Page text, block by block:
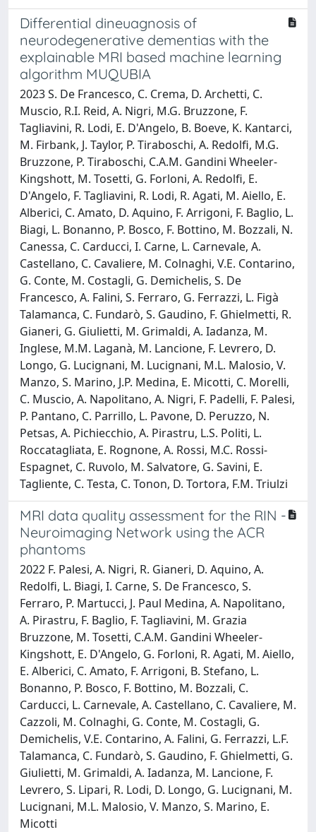
Differential dineuagnosis of
neurodegenerative dementias with the
explainable MRI based machine learning
algorithm MUQUBIA
2023 S. De Francesco, C. Crema, D. Archetti, C.
Muscio, R.I. Reid, A. Nigri, M.G. Bruzzone, F.
Tagliavini, R. Lodi, E. D'Angelo, B. Boeve, K. Kantarci,
M. Firbank, J. Taylor, P. Tiraboschi, A. Redolfi, M.G.
Bruzzone, P. Tiraboschi, C.A.M. Gandini Wheeler-
Kingshott, M. Tosetti, G. Forloni, A. Redolfi, E.
D'Angelo, F. Tagliavini, R. Lodi, R. Agati, M. Aiello, E.
Alberici, C. Amato, D. Aquino, F. Arrigoni, F. Baglio, L.
Biagi, L. Bonanno, P. Bosco, F. Bottino, M. Bozzali, N.
Canessa, C. Carducci, I. Carne, L. Carnevale, A.
Castellano, C. Cavaliere, M. Colnaghi, V.E. Contarino,
G. Conte, M. Costagli, G. Demichelis, S. De
Francesco, A. Falini, S. Ferraro, G. Ferrazzi, L. Figà
Talamanca, C. Fundarò, S. Gaudino, F. Ghielmetti, R.
Gianeri, G. Giulietti, M. Grimaldi, A. Iadanza, M.
Inglese, M.M. Laganà, M. Lancione, F. Levrero, D.
Longo, G. Lucignani, M. Lucignani, M.L. Malosio, V.
Manzo, S. Marino, J.P. Medina, E. Micotti, C. Morelli,
C. Muscio, A. Napolitano, A. Nigri, F. Padelli, F. Palesi,
P. Pantano, C. Parrillo, L. Pavone, D. Peruzzo, N.
Petsas, A. Pichiecchio, A. Pirastru, L.S. Politi, L.
Roccatagliata, E. Rognone, A. Rossi, M.C. Rossi-
Espagnet, C. Ruvolo, M. Salvatore, G. Savini, E.
Tagliente, C. Testa, C. Tonon, D. Tortora, F.M. Triulzi
MRI data quality assessment for the RIN -
Neuroimaging Network using the ACR
phantoms
2022 F. Palesi, A. Nigri, R. Gianeri, D. Aquino, A.
Redolfi, L. Biagi, I. Carne, S. De Francesco, S.
Ferraro, P. Martucci, J. Paul Medina, A. Napolitano,
A. Pirastru, F. Baglio, F. Tagliavini, M. Grazia
Bruzzone, M. Tosetti, C.A.M. Gandini Wheeler-
Kingshott, E. D'Angelo, G. Forloni, R. Agati, M. Aiello,
E. Alberici, C. Amato, F. Arrigoni, B. Stefano, L.
Bonanno, P. Bosco, F. Bottino, M. Bozzali, C.
Carducci, L. Carnevale, A. Castellano, C. Cavaliere, M.
Cazzoli, M. Colnaghi, G. Conte, M. Costagli, G.
Demichelis, V.E. Contarino, A. Falini, G. Ferrazzi, L.F.
Talamanca, C. Fundarò, S. Gaudino, F. Ghielmetti, G.
Giulietti, M. Grimaldi, A. Iadanza, M. Lancione, F.
Levrero, S. Lipari, R. Lodi, D. Longo, G. Lucignani, M.
Lucignani, M.L. Malosio, V. Manzo, S. Marino, E.
Micotti